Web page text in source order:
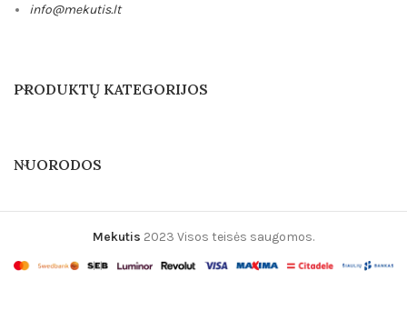
info@mekutis.lt
PRODUKTŲ KATEGORIJOS
NUORODOS
Mekutis 2023 Visos teisės saugomos.